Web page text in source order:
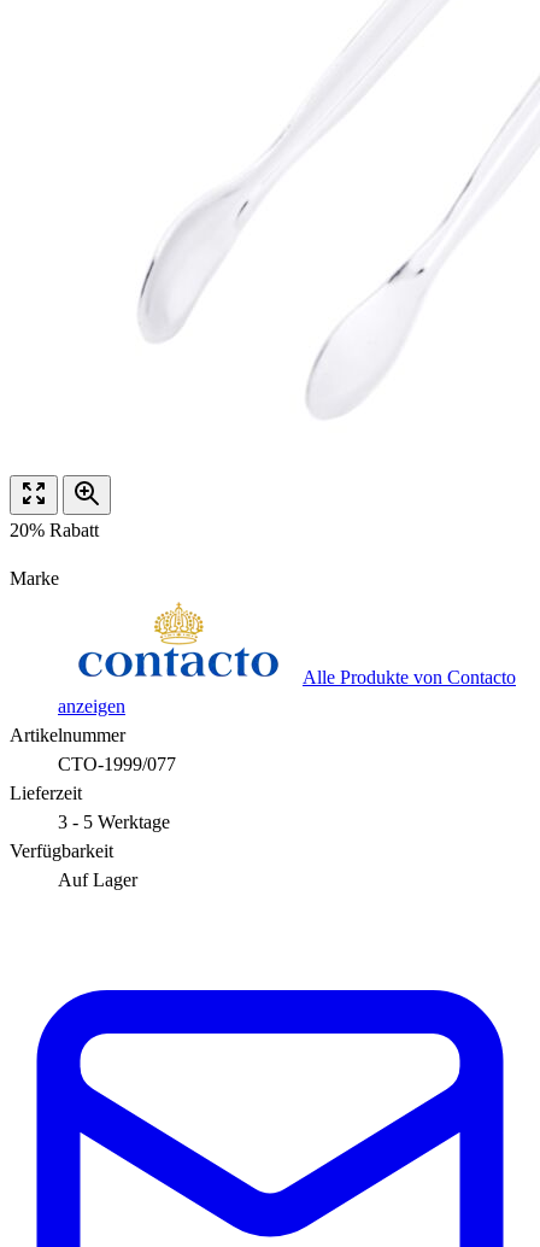
20% Rabatt
Marke
Alle Produkte von Contacto
anzeigen
Artikelnummer
CTO-1999/077
Lieferzeit
3 - 5 Werktage
Verfügbarkeit
Auf Lager